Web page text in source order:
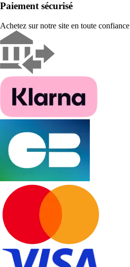
Paiement sécurisé
Achetez sur notre site en toute confiance